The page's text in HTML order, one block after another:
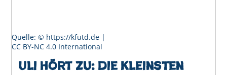
Quelle: © https://kfutd.de |
CC BY-NC 4.0 International
Uli hört zu: Die kleinsten